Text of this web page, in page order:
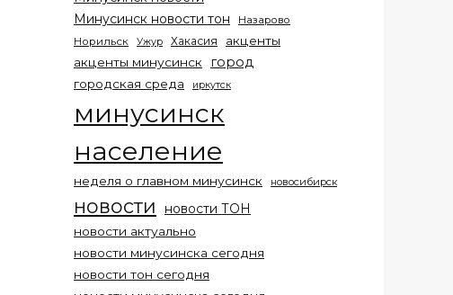
Минусинск новости тон
Назарово
Норильск
Ужур Хакасия
акценты
акценты минусинск
город
городская среда иркутск
минусинск
население
неделя о главном минусинск новосибирск
новости новости ТОН
новости актуально
новости минусинска сегодня
новости тон сегодня